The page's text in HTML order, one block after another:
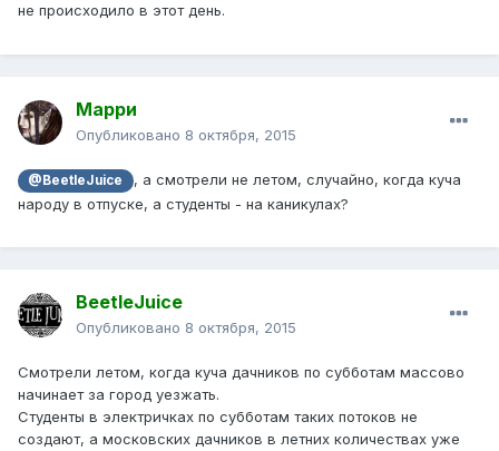
не происходило в этот день.
Марри
Опубликовано 8 октября, 2015
@BeetleJuice
, а смотрели не летом, случайно, когда куча
народу в отпуске, а студенты - на каникулах?
BeetleJuice
Опубликовано 8 октября, 2015
Смотрели летом, когда куча дачников по субботам массово
начинает за город уезжать.
Студенты в электричках по субботам таких потоков не
создают, а московских дачников в летних количествах уже